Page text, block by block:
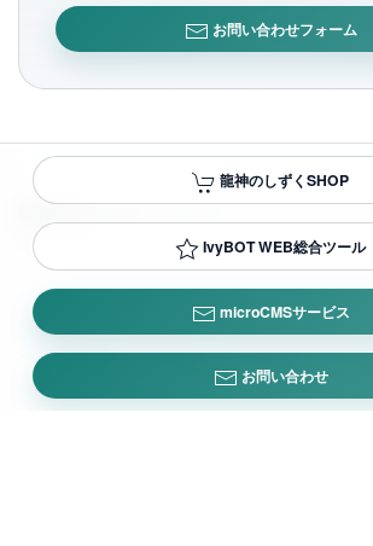
お問い合わせフォーム
IVY WE CO.,LTD.
プライバシーポリシー 会社概要/お問い合わせ
© IVYWE.,LTD.
龍神のしずくSHOP
IvyBOT WEB総合ツール
microCMSサービス
お問い合わせ